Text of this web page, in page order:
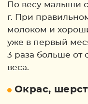
По весу малыши
г. При
молоком и
уже в первый
3 раза больше от
веса.
Окрас,